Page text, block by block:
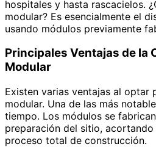
hospitales y hasta rascacielos.
modular? Es esencialmente el
usando módulos previamente
Principales Ventajas de la
Modular
Existen varias ventajas al optar
modular. Una de las más
tiempo. Los módulos se
preparación del sitio,
proceso total de construcción.